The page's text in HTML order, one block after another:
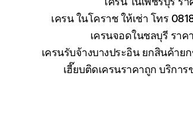
เครน ในโคราช ให้เช่า โทร
เครนจอดในชลบุรี ราค
เครนรับจ้างบางประอิน ยกสินค้าย
เฮี๊ยบติดเครนราคาถูก บริกา